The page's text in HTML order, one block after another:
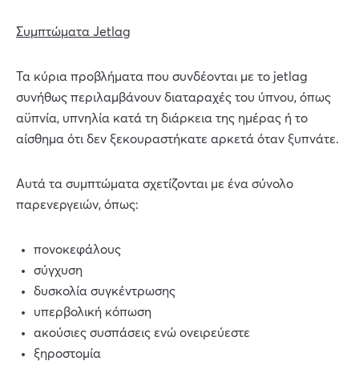
Συμπτώματα Jetlag
Τα κύρια προβλήματα που συνδέονται με το jetlag
συνήθως περιλαμβάνουν διαταραχές του ύπνου, όπως
αϋπνία, υπνηλία κατά τη διάρκεια της ημέρας ή το
αίσθημα ότι δεν ξεκουραστήκατε αρκετά όταν ξυπνάτε.
Αυτά τα συμπτώματα σχετίζονται με ένα σύνολο
παρενεργειών, όπως:
πονοκεφάλους
σύγχυση
δυσκολία συγκέντρωσης
υπερβολική κόπωση
ακούσιες συσπάσεις ενώ ονειρεύεστε
ξηροστομία